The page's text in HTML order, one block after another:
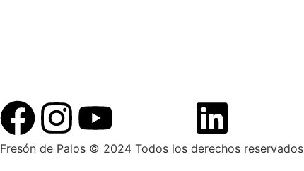
Fresón de Palos © 2024 Todos los derechos reservados